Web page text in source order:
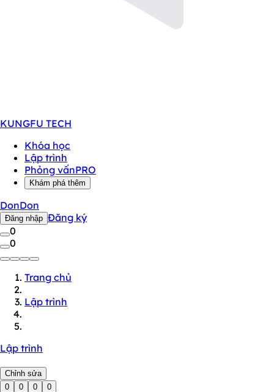
KUNGFU TECH
Khóa học
Lập trình
Phỏng vấnPRO
Khám phá thêm
DonDon
Đăng nhập Đăng ký
0
0
Trang chủ
Lập trình
Lập trình
Chỉnh sửa
0
0 0 0